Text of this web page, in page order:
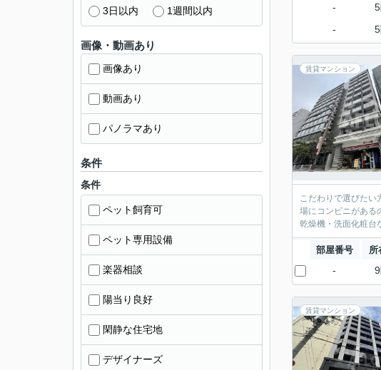
-
-
賃貸マンション
こだわりで選びた
場にコンビニがある
乾燥機・洗面化粧台
部屋番号 所
-
賃貸マンション
3日以内 1週間以内
画像・動画あり
画像あり
動画あり
パノラマあり
条件
条件
ペット飼育可
ペット専用設備
楽器相談
陽当り良好
閑静な住宅地
デザイナーズ